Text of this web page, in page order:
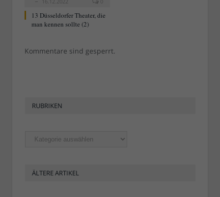
13 Düsseldorfer Theater, die
man kennen sollte (2)
Kommentare sind gesperrt.
RUBRIKEN
Rubriken
ÄLTERE ARTIKEL